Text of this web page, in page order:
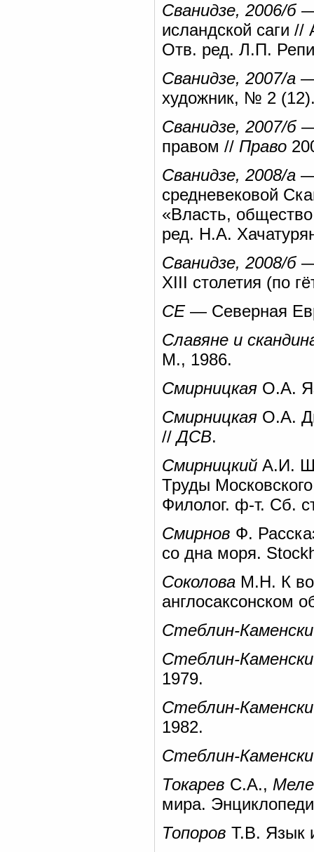
Сванидзе, 2006/б—
исландской саги
Отв. ред. Л.П.
Сванидзе, 2007/а —
художник, № 2
Сванидзе, 2007/б—
правом // Право
Сванидзе, 2008/а —
средневековой
«Власть,
ред. Н.А.
Сванидзе, 2008/б—
XIII столетия (по
СЕ— Северная
Славяне и
М., 1986.
Смирницкая О.А.
Смирницкая О.А.
//ДСВ.
Смирницкий А.И.
Труды
Филолог. ф-т. Сб.
Смирнов Ф.
со дна моря.
Соколова М.Н. К
англосаксонском
Стеблин-
Стеблин-
1979.
Стеблин-
1982.
Стеблин-
Токарев С.А.,
мира.
Топоров Т.В. Язык